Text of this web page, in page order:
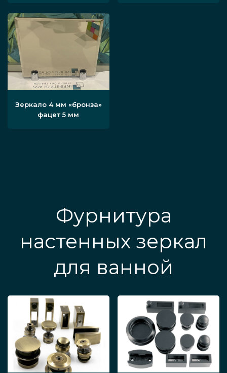
Зеркало 4 мм «бронза»
фацет 5 мм
Фурнитура
настенных зеркал
для ванной